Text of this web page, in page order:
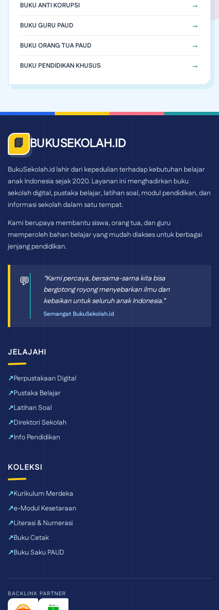
BUKU ANTI KORUPSI
BUKU GURU PAUD
BUKU ORANG TUA PAUD
BUKU PENDIDIKAN KHUSUS
📘 BUKUSEKOLAH.ID
BukuSekolah.id lahir dari kepedulian terhadap kebutuhan belajar
anak Indonesia sejak 2020. Layanan ini menghadirkan buku
sekolah digital, pustaka belajar, latihan soal, modul pendidikan, dan
informasi sekolah dalam satu tempat.
Kami berupaya membantu siswa, orang tua, dan guru
memperoleh bahan belajar yang mudah diakses untuk berbagai
jenjang pendidikan.
💬
“Kami percaya, bersama-sama kita bisa
bergotong royong menyebarkan ilmu dan
kebaikan untuk seluruh anak Indonesia.”
Semangat BukuSekolah.id
JELAJAHI
Perpustakaan Digital
Pustaka Belajar
Latihan Soal
Direktori Sekolah
Info Pendidikan
KOLEKSI
Kurikulum Merdeka
e-Modul Kesetaraan
Literasi & Numerasi
Buku Cetak
Buku Saku PAUD
BACKLINK PARTNER